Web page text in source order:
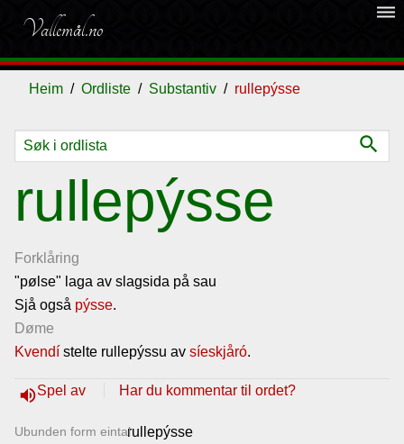
Vallemål.no
dehaze
Heim Ordliste Substantiv rullepýsse
search
rullepýsse
Forklåring
"pølse" laga av slagsida på sau
Sjå også pýsse.
Døme
Kvendí stelte rullepýssu av síeskjåró.
volume_upSpel av Har du kommentar til ordet?
Ubunden form eintalrullepýsse
Ordliste
Om
vallemålet
Gjestebok
Lenkjer